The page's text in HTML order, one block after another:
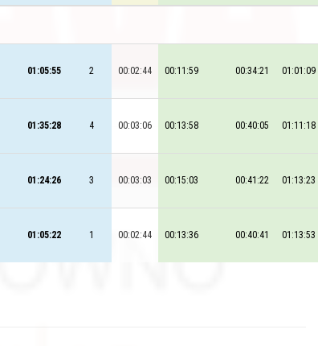
01:05:55 2 00:02:44 00:11:59 00:34:21 01:01:09
01:35:28 4 00:03:06 00:13:58 00:40:05 01:11:18
01:24:26 3 00:03:03 00:15:03 00:41:22 01:13:23
01:05:22 1 00:02:44 00:13:36 00:40:41 01:13:53